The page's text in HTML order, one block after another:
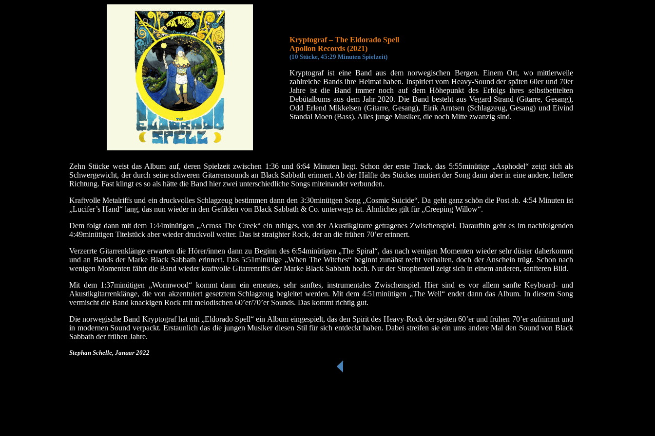
Kryptograf – The Eldorado Spell
Apollon Records (2021)
(10 Stücke, 45:29 Minuten Spielzeit)
Kryptograf ist eine Band aus dem norwegischen Bergen. Einem Ort, wo mittlerweile
zahlreiche Bands ihre Heimat haben. Inspiriert vom Heavy-Sound der späten 60er und 70er
Jahre ist die Band immer noch auf dem Höhepunkt des Erfolgs ihres selbstbetitelten
Debütalbums aus dem Jahr 2020. Die Band besteht aus Vegard Strand (Gitarre, Gesang),
Odd Erlend Mikkelsen (Gitarre, Gesang), Eirik Arntsen (Schlagzeug, Gesang) und Eivind
Standal Moen (Bass). Alles junge Musiker, die noch Mitte zwanzig sind.
Zehn Stücke weist das Album auf, deren Spielzeit zwischen 1:36 und 6:64 Minuten liegt. Schon der erste Track, das 5:55minütige „Asphodel“ zeigt sich als
Schwergewicht, der durch seine schweren Gitarrensounds an Black Sabbath erinnert. Ab der Hälfte des Stückes mutiert der Song dann aber in eine andere, hellere
Richtung. Fast klingt es so als hätte die Band hier zwei unterschiedliche Songs miteinander verbunden.
Kraftvolle Metalriffs und ein druckvolles Schlagzeug bestimmen dann den 3:30minütgen Song „Cosmic Suicide“. Da geht ganz schön die Post ab. 4:54 Minuten ist
„Lucifer’s Hand“ lang, das nun wieder in den Gefilden von Black Sabbath & Co. unterwegs ist. Ähnliches gilt für „Creeping Willow“.
Dem folgt dann mit dem 1:44minütigen „Across The Creek“ ein ruhiges, von der Akustikgitarre getragenes Zwischenspiel. Daraufhin geht es im nachfolgenden
4:49minütigen Titelstück aber wieder druckvoll weiter. Das ist straighter Rock, der an die frühen 70’er erinnert.
Verzerrte Gitarrenklänge erwarten die Hörer/innen dann zu Beginn des 6:54minütigen „The Spiral“, das nach wenigen Momenten wieder sehr düster daherkommt
und an Bands der Marke Black Sabbath erinnert. Das 5:51minütige „When The Witches“ beginnt zunähst recht verhalten, doch der Anschein trügt. Schon nach
wenigen Momenten fährt die Band wieder kraftvolle Gitarrenriffs der Marke Black Sabbath hoch. Nur der Strophenteil zeigt sich in einem anderen, sanfteren Bild.
Mit dem 1:37minütigen „Wormwood“ kommt dann ein erneutes, sehr sanftes, instrumentales Zwischenspiel. Hier sind es vor allem sanfte Keyboard- und
Akustikgitarrenklänge, die von akzentuiert gesetztem Schlagzeug begleitet werden. Mit dem 4:51minütigen „The Well“ endet dann das Album. In diesem Song
vermischt die Band knackigen Rock mit melodischen 60’er/70’er Sounds. Das kommt richtig gut.
Die norwegische Band Kryptograf hat mit „Eldorado Spell“ ein Album eingespielt, das den Spirit des Heavy-Rock der späten 60’er und frühen 70’er aufnimmt und
in modernen Sound verpackt. Erstaunlich das die jungen Musiker diesen Stil für sich entdeckt haben. Dabei streifen sie ein ums andere Mal den Sound von Black
Sabbath der frühen Jahre.
Stephan Schelle, Januar 2022